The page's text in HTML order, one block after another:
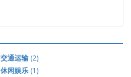
交通运输(2)
休闲娱乐(1)